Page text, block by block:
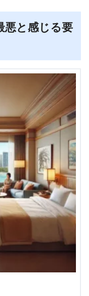
悪と感じる要